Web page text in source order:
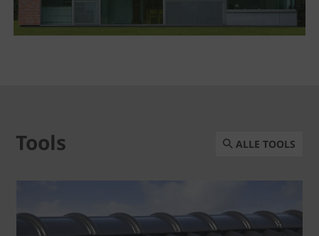
Tools ALLE TOOLS